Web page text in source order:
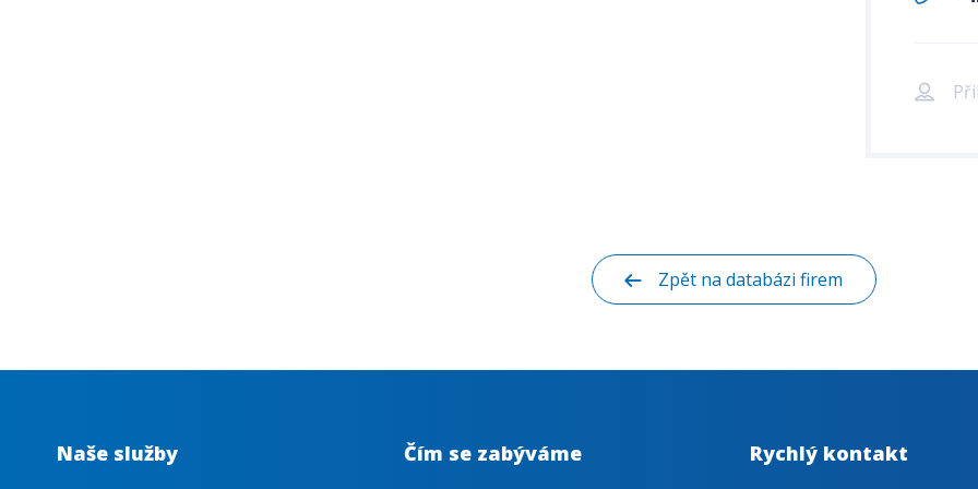
Zpět na databázi firem
Naše služby Čím se zabýváme Rychlý kontakt